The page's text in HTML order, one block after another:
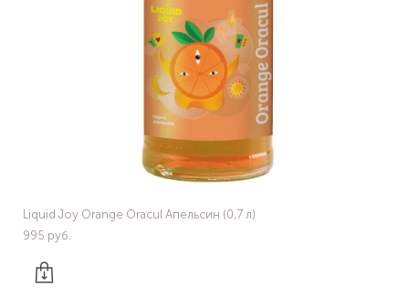
Liquid Joy Orange Oracul Апельсин (0,7 л)
995 pуб.